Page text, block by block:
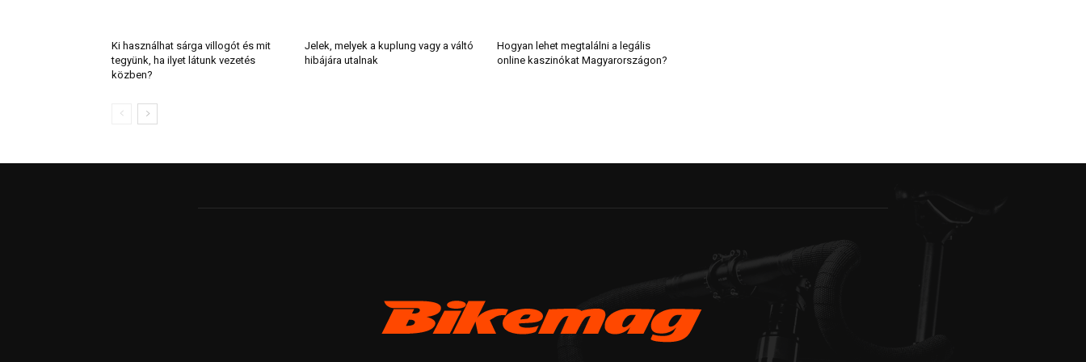
Ki használhat sárga villogót és mit
tegyünk, ha ilyet látunk vezetés
közben?
Jelek, melyek a kuplung vagy a váltó
hibájára utalnak
Hogyan lehet megtalálni a legális
online kaszinókat Magyarországon?